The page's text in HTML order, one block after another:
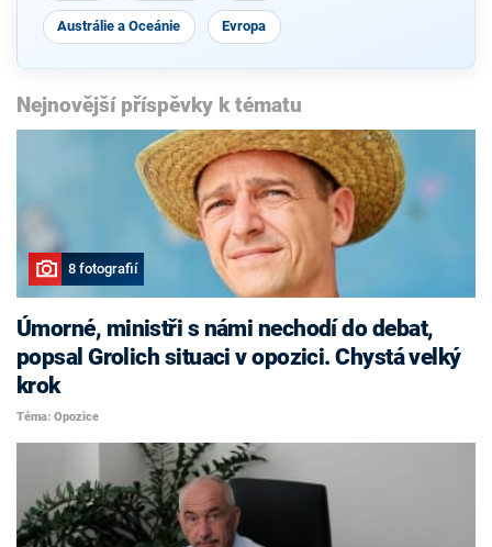
Austrálie a Oceánie Evropa
Nejnovější příspěvky k tématu
8 fotografií
Úmorné, ministři s námi nechodí do debat,
popsal Grolich situaci v opozici. Chystá velký
krok
Téma: Opozice